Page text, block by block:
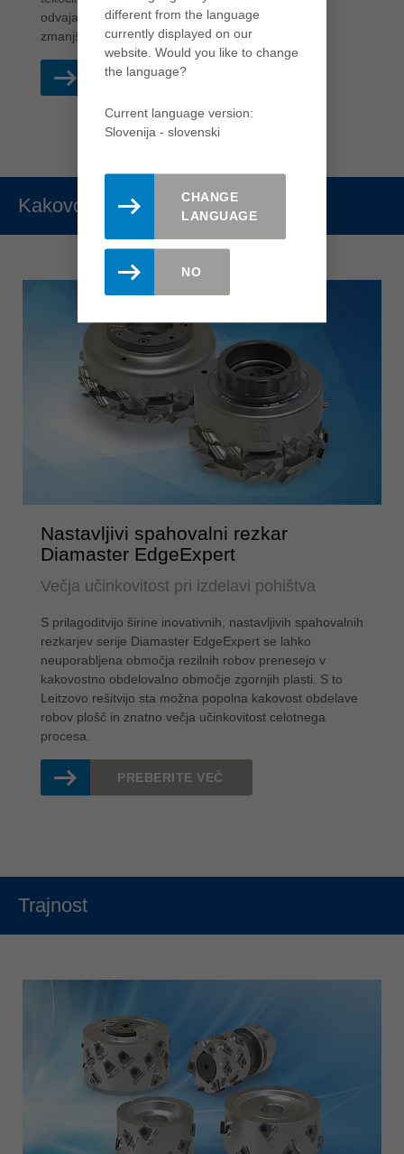
odvajanje iveri ter nosilno telo zasnovano tako, da
zmanjša vibracije.
PREBERITE VEČ
Kakovost
Nastavljivi spahovalni rezkar
Diamaster EdgeExpert
Večja učinkovitost pri izdelavi pohištva
S prilagoditvijo širine inovativnih, nastavljivih spahovalnih
rezkarjev serije Diamaster EdgeExpert se lahko
neuporabljena območja rezilnih robov prenesejo v
kakovostno obdelovalno območje zgornjih plasti. S to
Leitzovo rešitvijo sta možna popolna kakovost obdelave
robov plošč in znatno večja učinkovitost celotnega
procesa.
PREBERITE VEČ
Trajnost
different from the language
currently displayed on our
website. Would you like to change
the language?
Current language version:
Slovenija - slovenski
CHANGE
LANGUAGE
NO